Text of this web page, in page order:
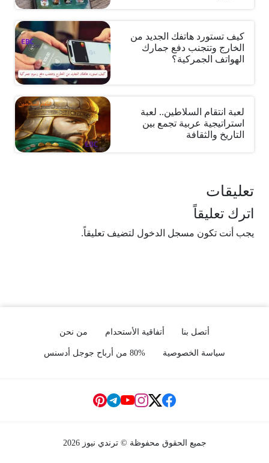
كيف تستورد هاتفك الجديد من
الخارج وتتجنب دفع جمارك
الهواتف الجمركية؟
لعبة انتقام السلاطين.. لعبة
استراتيجية عربية تجمع بين
التاريخ والثقافة
تعليقات
اترك تعليقاً
يجب أنت تكون مسجل الدخول لتضيف تعليقاً.
أتصل بنا أتفاقية الأستحدام من نحن
سياسة الخصوصية 80% من أرباح جوجل أدسنس
Social Links
جميع الحقوق محفوظة © ترندي نيوز 2026